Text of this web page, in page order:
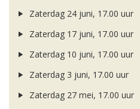
Zaterdag 24 juni, 17.00 uur
Zaterdag 17 juni, 17.00 uur
Zaterdag 10 juni, 17.00 uur
Zaterdag 3 juni, 17.00 uur
Zaterdag 27 mei, 17.00 uur